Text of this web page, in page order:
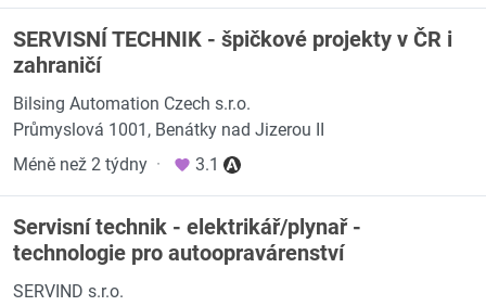
SERVISNÍ TECHNIK - špičkové projekty v ČR i
zahraničí
Bilsing Automation Czech s.r.o.
Průmyslová 1001, Benátky nad Jizerou II
Méně než 2 týdny · 3.1
Servisní technik - elektrikář/plynař -
technologie pro autoopravárenství
SERVIND s.r.o.